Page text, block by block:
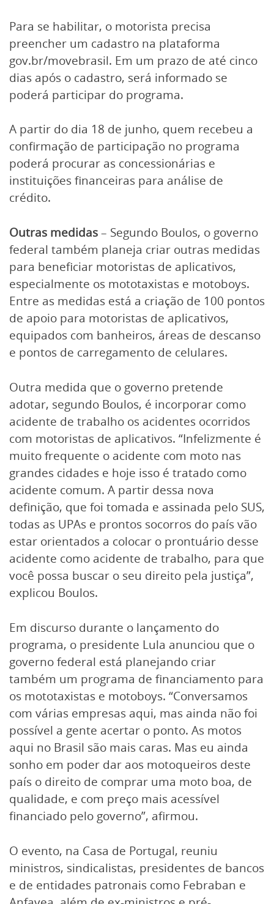
Para se habilitar, o motorista precisa
preencher um cadastro na plataforma
gov.br/movebrasil. Em um prazo de até cinco
dias após o cadastro, será informado se
poderá participar do programa.
A partir do dia 18 de junho, quem recebeu a
confirmação de participação no programa
poderá procurar as concessionárias e
instituições financeiras para análise de
crédito.
Outras medidas– Segundo Boulos, o governo
federal também planeja criar outras medidas
para beneficiar motoristas de aplicativos,
especialmente os mototaxistas e motoboys.
Entre as medidas está a criação de 100 pontos
de apoio para motoristas de aplicativos,
equipados com banheiros, áreas de descanso
e pontos de carregamento de celulares.
Outra medida que o governo pretende
adotar, segundo Boulos, é incorporar como
acidente de trabalho os acidentes ocorridos
com motoristas de aplicativos. “Infelizmente é
muito frequente o acidente com moto nas
grandes cidades e hoje isso é tratado como
acidente comum. A partir dessa nova
definição, que foi tomada e assinada pelo SUS,
todas as UPAs e prontos socorros do país vão
estar orientados a colocar o prontuário desse
acidente como acidente de trabalho, para que
você possa buscar o seu direito pela justiça”,
explicou Boulos.
Em discurso durante o lançamento do
programa, o presidente Lula anunciou que o
governo federal está planejando criar
também um programa de financiamento para
os mototaxistas e motoboys. “Conversamos
com várias empresas aqui, mas ainda não foi
possível a gente acertar o ponto. As motos
aqui no Brasil são mais caras. Mas eu ainda
sonho em poder dar aos motoqueiros deste
país o direito de comprar uma moto boa, de
qualidade, e com preço mais acessível
financiado pelo governo”, afirmou.
O evento, na Casa de Portugal, reuniu
ministros, sindicalistas, presidentes de bancos
e de entidades patronais como Febraban e